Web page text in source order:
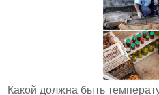
Какой должна быть